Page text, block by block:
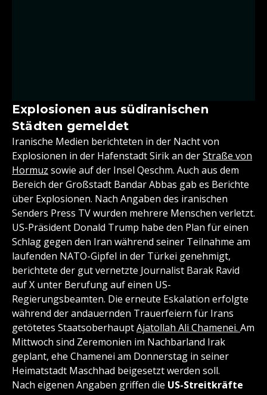
Explosionen aus südiranischen
Städten gemeldet
Iranische Medien berichteten in der Nacht von
Explosionen in der Hafenstadt Sirik an derStraße von
Hormuz sowie auf der Insel Qeschm. Auch aus dem
Bereich der Großstadt Bandar Abbas gab es Berichte
über Explosionen. Nach Angaben des iranischen
Senders Press TV wurden mehrere Menschen verletzt.
US-Präsident Donald Trump habe den Plan für einen
Schlag gegen den Iran während seiner Teilnahme am
laufenden NATO-Gipfel in der Türkei genehmigt,
berichtete der gut vernetzte Journalist Barak Ravid
auf X unter Berufung auf einen US-
Regierungsbeamten. Die erneute Eskalation erfolgte
während der andauernden Trauerfeiern für Irans
getötetes StaatsoberhauptAjatollah Ali Chamenei. Am
Mittwoch sind Zeremonien im Nachbarland Irak
geplant, ehe Chamenei am Donnerstag in seiner
Heimatstadt Maschhad beigesetzt werden soll.
Nach eigenen Angaben griffen die US-Streitkräfte